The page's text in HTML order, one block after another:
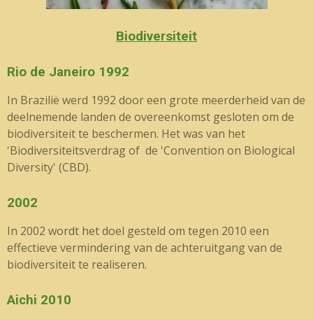
Biodiversiteit
Rio de Janeiro 1992
In Brazilië werd 1992 door een grote meerderheid van de
deelnemende landen de overeenkomst gesloten om de
biodiversiteit te beschermen. Het was van het
'Biodiversiteitsverdrag of de 'Convention on Biological
Diversity' (CBD).
2002
In 2002 wordt het doel gesteld om tegen 2010 een
effectieve vermindering van de achteruitgang van de
biodiversiteit te realiseren.
Aichi 2010